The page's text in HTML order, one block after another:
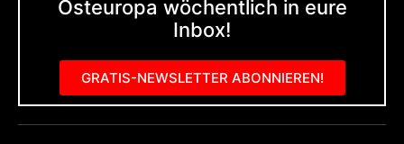
Osteuropa wöchentlich in eure
Inbox!
GRATIS-NEWSLETTER ABONNIEREN!